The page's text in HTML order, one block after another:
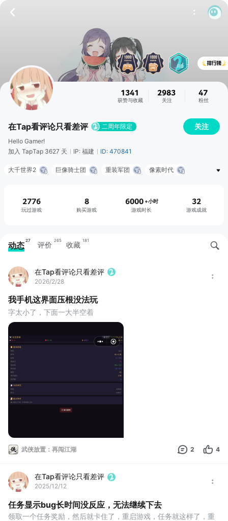
1341
获赞与收藏
2983
关注
47
粉丝
在Tap看评论只看差评 二周年限定 关注
Hello Gamer!
加入 TapTap 3627 天
IP: 福建 ID: 470841
大千世界2 巨像骑士团 重装军团
像素时代
2776
玩过游戏
8
购买游戏
6000 +小时
游戏时长
32
游戏成就
动态 27 评价 265 收藏 181
在Tap看评论只看差评
2026/2/28
我手机这界面压根没法玩
字太小了，下面一大半空着
武侠放置：再闯江湖 2 4
在Tap看评论只看差评
2025/12/12
任务显示bug长时间没反应，无法继续下去
领取一个任务奖励，然后就卡住了，重启游戏，任务就这样了，重